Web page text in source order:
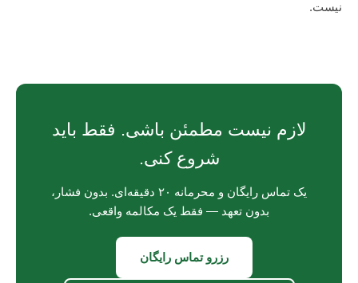
نیست.
لازم نیست مطمئن باشی. فقط باید
شروع کنی.
یک تماس رایگان و محرمانه ۲۰ دقیقه‌ای. بدون فشار،
بدون تعهد — فقط یک مکالمه واقعی.
رزرو تماس رایگان